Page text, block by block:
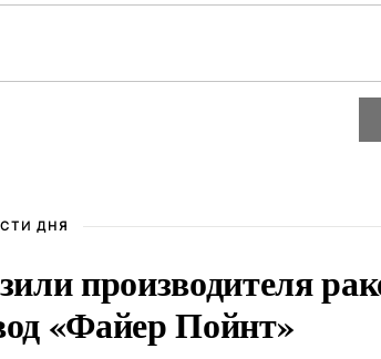
ДНЯ
производителя
«Файер Пойнт»